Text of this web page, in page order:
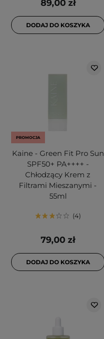
89,00 zł
DODAJ DO KOSZYKA
PROMOCJA
Kaine - Green Fit Pro Sun
SPF50+ PA++++ -
Chłodzący Krem z
Filtrami Mieszanymi -
55ml
4
79,00 zł
DODAJ DO KOSZYKA